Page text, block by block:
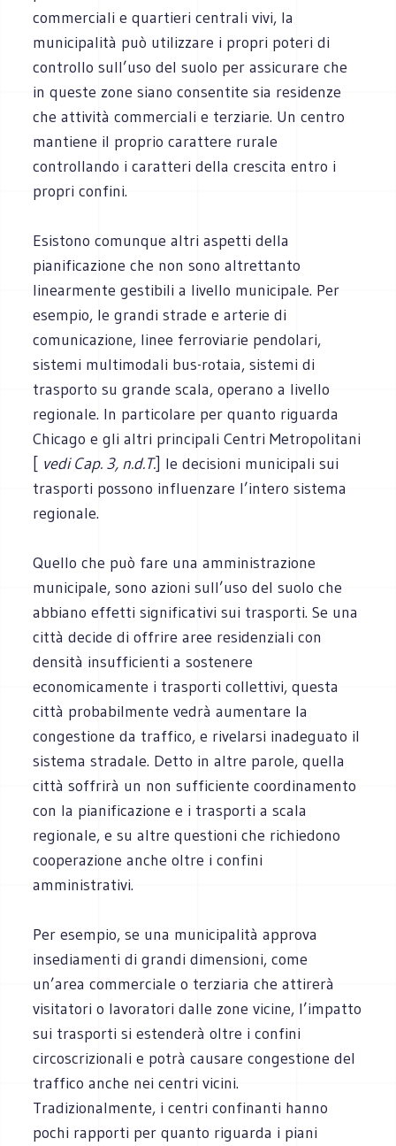
commerciali e quartieri centrali vivi, la
municipalità può utilizzare i propri poteri di
controllo sull’uso del suolo per assicurare che
in queste zone siano consentite sia residenze
che attività commerciali e terziarie. Un centro
mantiene il proprio carattere rurale
controllando i caratteri della crescita entro i
propri confini.
Esistono comunque altri aspetti della
pianificazione che non sono altrettanto
linearmente gestibili a livello municipale. Per
esempio, le grandi strade e arterie di
comunicazione, linee ferroviarie pendolari,
sistemi multimodali bus-rotaia, sistemi di
trasporto su grande scala, operano a livello
regionale. In particolare per quanto riguarda
Chicago e gli altri principali Centri Metropolitani
[ vedi Cap. 3, n.d.T.] le decisioni municipali sui
trasporti possono influenzare l’intero sistema
regionale.
Quello che può fare una amministrazione
municipale, sono azioni sull’uso del suolo che
abbiano effetti significativi sui trasporti. Se una
città decide di offrire aree residenziali con
densità insufficienti a sostenere
economicamente i trasporti collettivi, questa
città probabilmente vedrà aumentare la
congestione da traffico, e rivelarsi inadeguato il
sistema stradale. Detto in altre parole, quella
città soffrirà un non sufficiente coordinamento
con la pianificazione e i trasporti a scala
regionale, e su altre questioni che richiedono
cooperazione anche oltre i confini
amministrativi.
Per esempio, se una municipalità approva
insediamenti di grandi dimensioni, come
un’area commerciale o terziaria che attirerà
visitatori o lavoratori dalle zone vicine, l’impatto
sui trasporti si estenderà oltre i confini
circoscrizionali e potrà causare congestione del
traffico anche nei centri vicini.
Tradizionalmente, i centri confinanti hanno
pochi rapporti per quanto riguarda i piani